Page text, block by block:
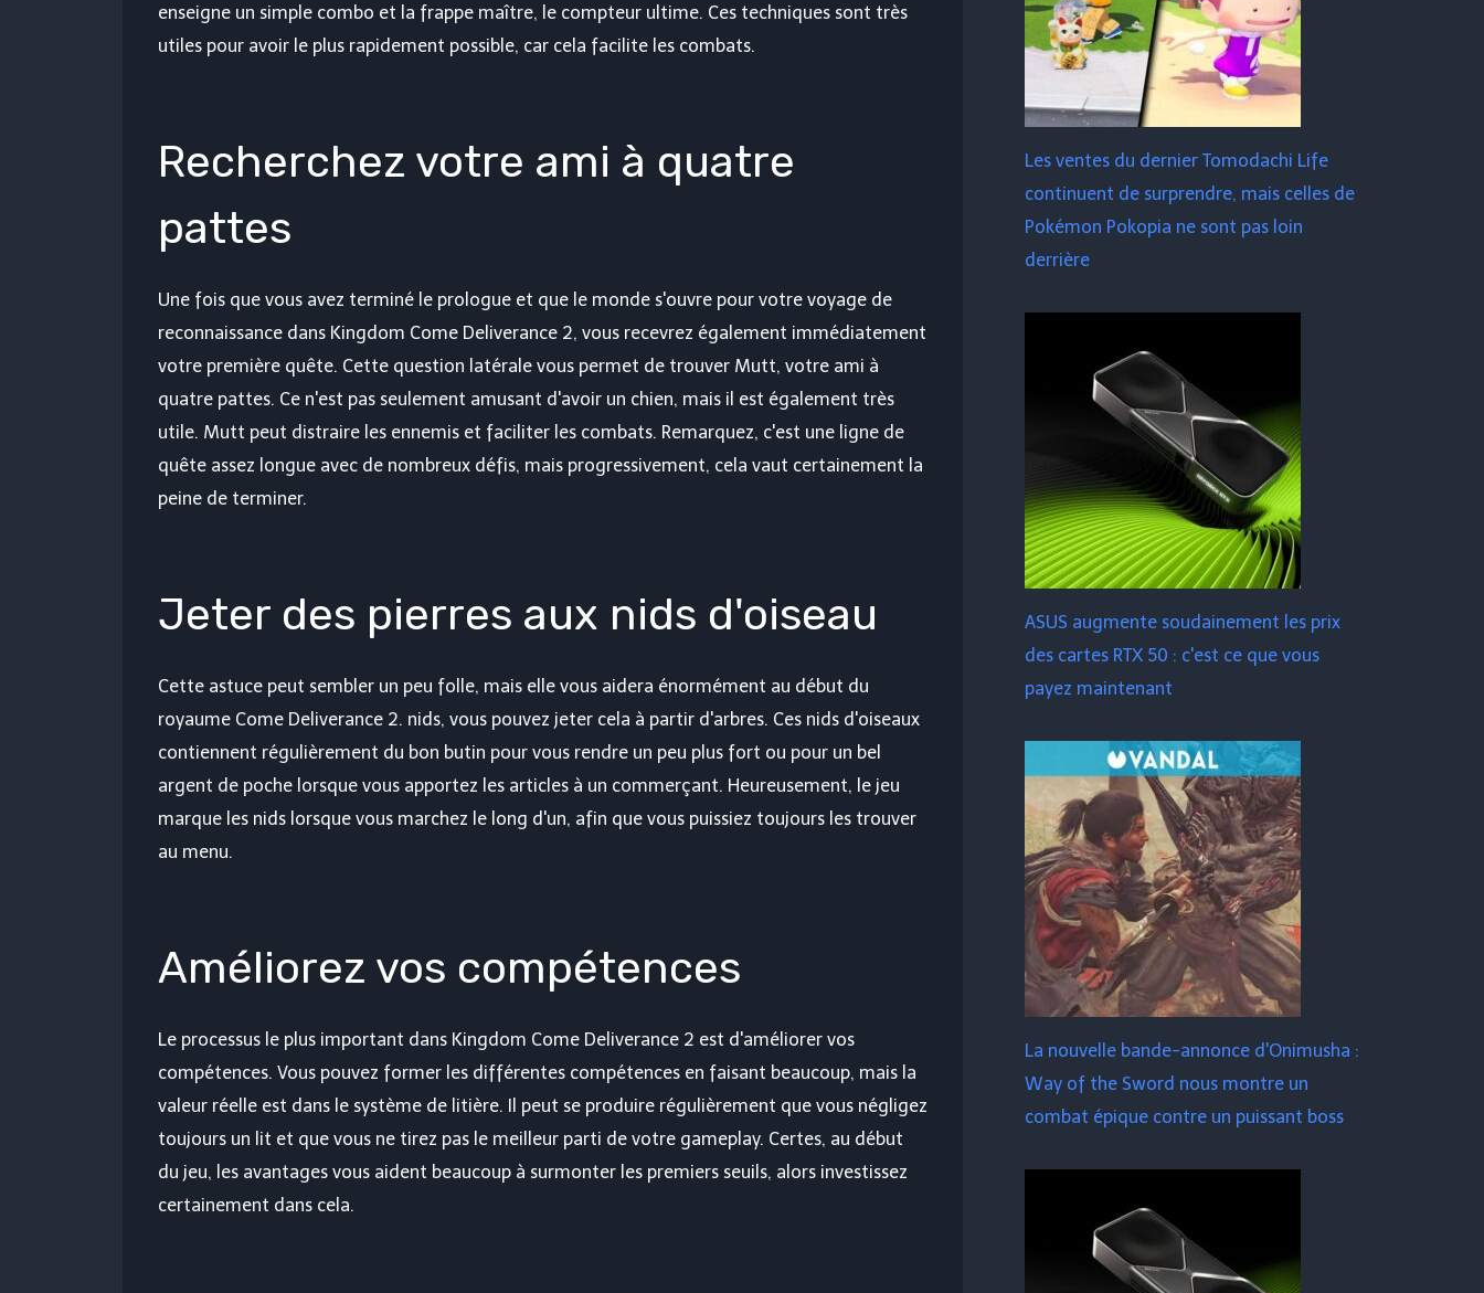
enseigne un simple combo et la frappe maître, le compteur ultime. Ces techniques sont très
utiles pour avoir le plus rapidement possible, car cela facilite les combats.
Recherchez votre ami à quatre
pattes
Une fois que vous avez terminé le prologue et que le monde s'ouvre pour votre voyage de
reconnaissance dans Kingdom Come Deliverance 2, vous recevrez également immédiatement
votre première quête. Cette question latérale vous permet de trouver Mutt, votre ami à
quatre pattes. Ce n'est pas seulement amusant d'avoir un chien, mais il est également très
utile. Mutt peut distraire les ennemis et faciliter les combats. Remarquez, c'est une ligne de
quête assez longue avec de nombreux défis, mais progressivement, cela vaut certainement la
peine de terminer.
Jeter des pierres aux nids d'oiseau
Cette astuce peut sembler un peu folle, mais elle vous aidera énormément au début du
royaume Come Deliverance 2. nids, vous pouvez jeter cela à partir d'arbres. Ces nids d'oiseaux
contiennent régulièrement du bon butin pour vous rendre un peu plus fort ou pour un bel
argent de poche lorsque vous apportez les articles à un commerçant. Heureusement, le jeu
marque les nids lorsque vous marchez le long d'un, afin que vous puissiez toujours les trouver
au menu.
Améliorez vos compétences
Le processus le plus important dans Kingdom Come Deliverance 2 est d'améliorer vos
compétences. Vous pouvez former les différentes compétences en faisant beaucoup, mais la
valeur réelle est dans le système de litière. Il peut se produire régulièrement que vous négligez
toujours un lit et que vous ne tirez pas le meilleur parti de votre gameplay. Certes, au début
du jeu, les avantages vous aident beaucoup à surmonter les premiers seuils, alors investissez
certainement dans cela.
Les ventes du dernier Tomodachi Life
continuent de surprendre, mais celles de
Pokémon Pokopia ne sont pas loin
derrière
ASUS augmente soudainement les prix
des cartes RTX 50 : c'est ce que vous
payez maintenant
La nouvelle bande-annonce d'Onimusha :
Way of the Sword nous montre un
combat épique contre un puissant boss